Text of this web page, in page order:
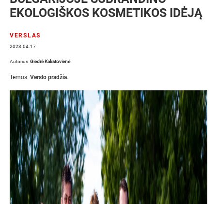
EKOLOGIŠKOS KOSMETIKOS IDĖJĄ
VERSLAS
2023.04.17
Autorius:Giedrė Kakstovienė
Temos: Verslo pradžia.